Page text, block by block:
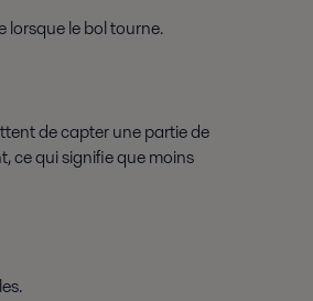
lorsque le bol tourne.
de capter une partie de
ce qui signifie que moins